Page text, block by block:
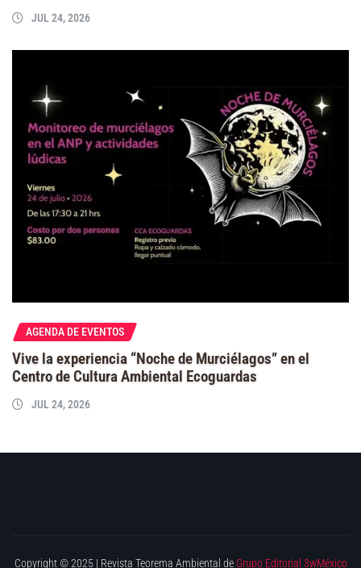
JUL 24, 2026
AGENDA DE EVENTOS
Vive la experiencia “Noche de Murciélagos” en el
Centro de Cultura Ambiental Ecoguardas
JUL 24, 2026
Copyright © 2025 | Revista Teorema Ambiental de Grupo Editorial 3wMéxico